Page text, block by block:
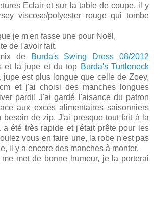
Eclair et sur la table de coupe, il y
viscose/polyester rouge qui tombe
je m'en fasse une pour Noël,
de l'avoir fait.
de
Burda's Swing Dress 08/2012
et la jupe et du top Burda's Turtleneck
jupe est plus longue que celle de Zoey,
et j'ai choisi des manches longues
pardi! J'ai gardé l'aisance du patron
aux excès alimentaires saisonniers
de zip. J'ai presque tout fait à la
a été très rapide et j'était prête pour les
vous en faire une, la robe n'est pas
il y a encore des manches à monter.
met de bonne humeur, je la porterai